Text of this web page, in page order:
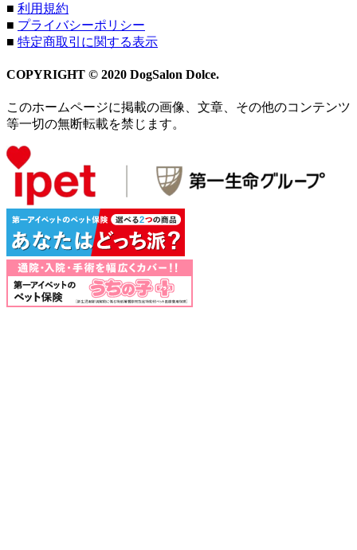
■ 利用規約
■ プライバシーポリシー
■ 特定商取引に関する表示
COPYRIGHT © 2020 DogSalon Dolce.
このホームページに掲載の画像、文章、その他のコンテンツ
等一切の無断転載を禁じます。